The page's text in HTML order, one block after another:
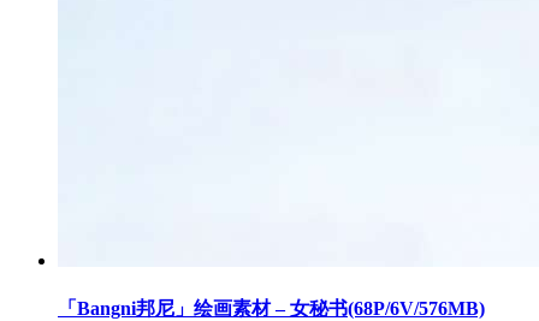
「Bangni邦尼」绘画素材 – 女秘书(68P/6V/576MB)